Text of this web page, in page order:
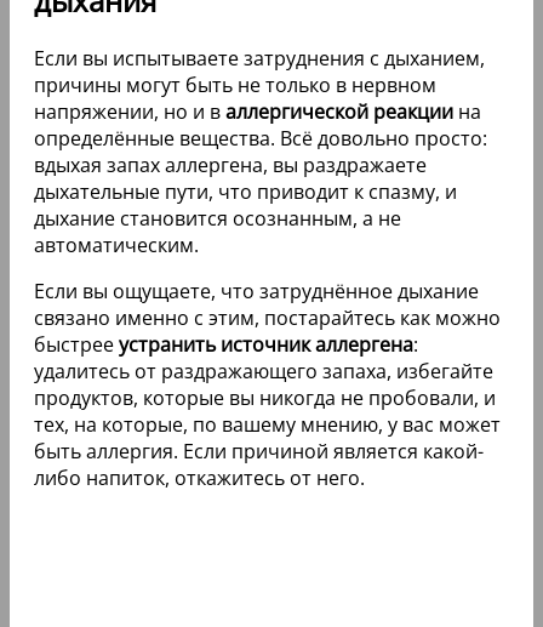
Если вы испытываете затруднения с дыханием,
причины могут быть не только в нервном
напряжении, но и валлергической реакции на
определённые вещества. Всё довольно просто:
вдыхая запах аллергена, вы раздражаете
дыхательные пути, что приводит к спазму, и
дыхание становится осознанным, а не
автоматическим.
Если вы ощущаете, что затруднённое дыхание
связано именно с этим, постарайтесь как можно
быстрееустранить источник аллергена:
удалитесь от раздражающего запаха, избегайте
продуктов, которые вы никогда не пробовали, и
тех, на которые, по вашему мнению, у вас может
быть аллергия. Если причиной является какой-
либо напиток, откажитесь от него.